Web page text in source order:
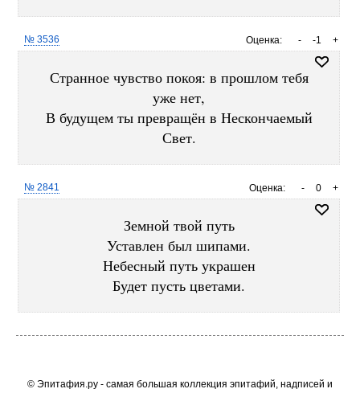
Оценка: +
-1
-
№ 3536
Странное чувство покоя: в прошлом тебя
уже нет,
В будущем ты превращён в Нескончаемый
Свет.
Оценка: +
0
-
№ 2841
Земной твой путь
Уставлен был шипами.
Небесный путь украшен
Будет пусть цветами.
© Эпитафия.ру - самая большая коллекция эпитафий, надписей и